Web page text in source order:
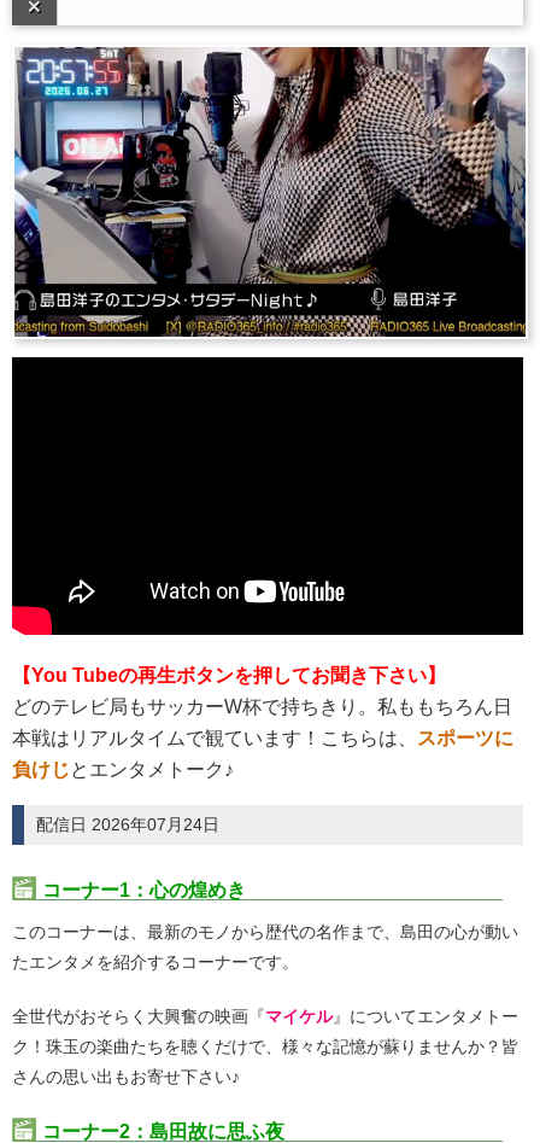
【You Tubeの再生ボタンを押してお聞き下さい】
どのテレビ局もサッカーW杯で持ちきり。私ももちろん日
本戦はリアルタイムで観ています！こちらは、
スポーツに
負けじとエンタメトーク♪
配信日 2026年07月24日
コーナー1：心の煌めき
このコーナーは、最新のモノから歴代の名作まで、島田の心が動い
たエンタメを紹介するコーナーです。
全世代がおそらく大興奮の映画『マイケル』についてエンタメトー
ク！珠玉の楽曲たちを聴くだけで、様々な記憶が蘇りませんか？皆
さんの思い出もお寄せ下さい♪
コーナー2：島田故に思ふ夜